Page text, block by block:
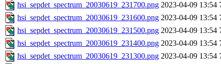
hsi_sepdet_spectrum_20030619_231700.png 2023-04-09 13:54
hsi_sepdet_spectrum_20030619_231600.png 2023-04-09 13:54
hsi_sepdet_spectrum_20030619_231500.png 2023-04-09 13:54
hsi_sepdet_spectrum_20030619_231400.png 2023-04-09 13:54
hsi_sepdet_spectrum_20030619_231300.png 2023-04-09 13:54